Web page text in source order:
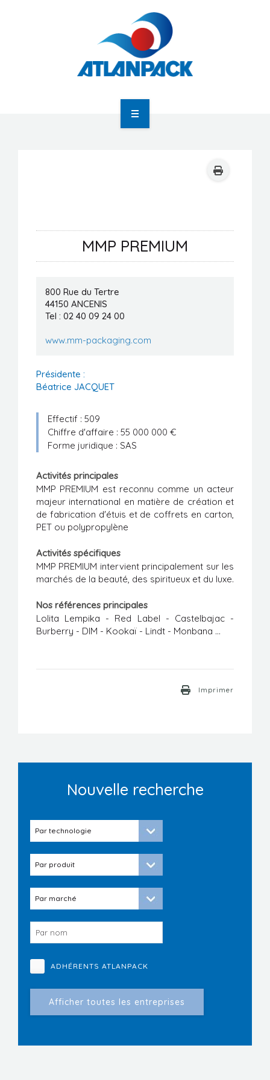
Formations
MMP PREMIUM
800 Rue du Tertre
44150 ANCENIS
Tel : 02 40 09 24 00
www.mm-packaging.com
Présidente :
Béatrice JACQUET
Effectif : 509
Chiffre d'affaire : 55 000 000 €
Forme juridique : SAS
Activités principales
MMP PREMIUM est reconnu comme un acteur
majeur international en matière de création et
de fabrication d'étuis et de coffrets en carton,
PET ou polypropylène
Activités spécifiques
MMP PREMIUM intervient principalement sur les
marchés de la beauté, des spiritueux et du luxe.
Nos références principales
Lolita Lempika - Red Label - Castelbajac -
Burberry - DIM - Kookaï - Lindt - Monbana ...
Imprimer
Nouvelle recherche
ADHÉRENTS ATLANPACK